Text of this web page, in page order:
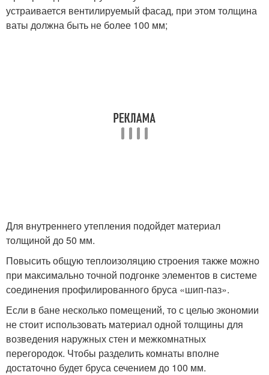
устраивается вентилируемый фасад, при этом толщина
ваты должна быть не более 100 мм;
Для внутреннего утепления подойдет материал
толщиной до 50 мм.
Повысить общую теплоизоляцию строения также можно
при максимально точной подгонке элементов в системе
соединения профилированного бруса «шип-паз».
Если в бане несколько помещений, то с целью экономии
не стоит использовать материал одной толщины для
возведения наружных стен и межкомнатных
перегородок. Чтобы разделить комнаты вполне
достаточно будет бруса сечением до 100 мм.